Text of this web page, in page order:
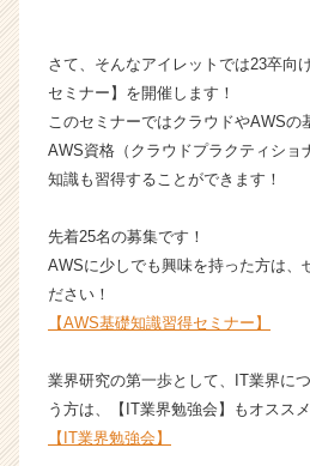
キ
リ
ア
（C
h
e
r
r
e
r）
さて、そんなアイレットでは23卒向
セミナー】を開催します！
このセミナーではクラウドやAWSの
AWS資格（クラウドプラクティショ
知識も習得することができます！
先着25名の募集です！
AWSに少しでも興味を持った方は、
ださい！
【AWS基礎知識習得セミナー】
業界研究の第一歩として、IT業界に
う方は、【IT業界勉強会】もオススメ
【IT業界勉強会】